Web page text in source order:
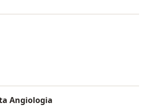
Angiologia